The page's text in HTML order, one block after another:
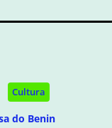
Cultura
do Benin